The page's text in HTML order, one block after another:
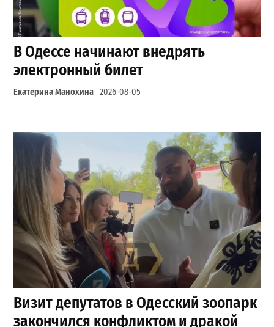
В Одессе начинают внедрять
электронный билет
Екатерина Манохина 2026-08-05
Визит депутатов в Одесский зоопарк
закончился конфликтом и дракой